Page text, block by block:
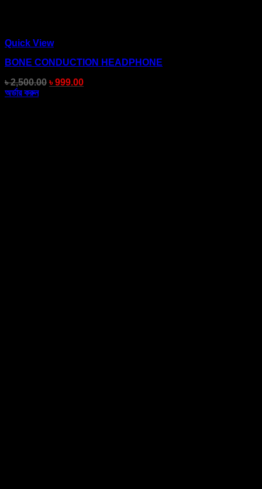
Quick View
BONE CONDUCTION HEADPHONE
৳2,500.00 ৳999.00
অর্ডার করুন